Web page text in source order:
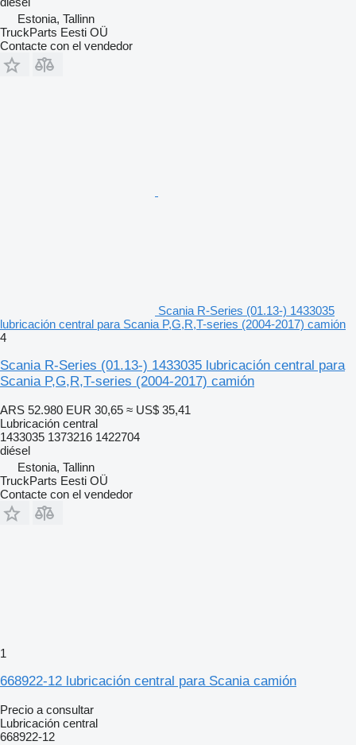
Estonia, Tallinn
TruckParts Eesti OÜ
Contacte con el vendedor
Scania R-Series (01.13-) 1433035
lubricación central para Scania P,G,R,T-series (2004-2017) camión
4
Scania R-Series (01.13-) 1433035 lubricación central para
Scania P,G,R,T-series (2004-2017) camión
ARS 52.980 EUR 30,65 ≈ US$ 35,41
Lubricación central
1433035 1373216 1422704
diésel
Estonia, Tallinn
TruckParts Eesti OÜ
Contacte con el vendedor
1
668922-12 lubricación central para Scania camión
Precio a consultar
Lubricación central
668922-12